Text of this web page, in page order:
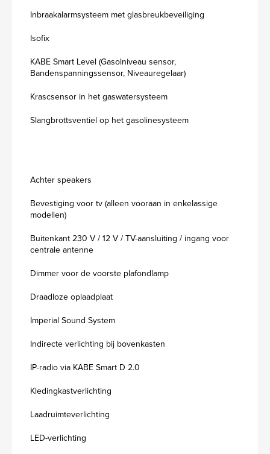
Inbraakalarmsysteem met glasbreukbeveiliging
Isofix
KABE Smart Level (Gasolniveau sensor,
Bandenspanningssensor, Niveauregelaar)
Krascsensor in het gaswatersysteem
Slangbrottsventiel op het gasolinesysteem
Achter speakers
Bevestiging voor tv (alleen vooraan in enkelassige
modellen)
Buitenkant 230 V / 12 V / TV-aansluiting / ingang voor
centrale antenne
Dimmer voor de voorste plafondlamp
Draadloze oplaadplaat
Imperial Sound System
Indirecte verlichting bij bovenkasten
IP-radio via KABE Smart D 2.0
Kledingkastverlichting
Laadruimteverlichting
LED-verlichting